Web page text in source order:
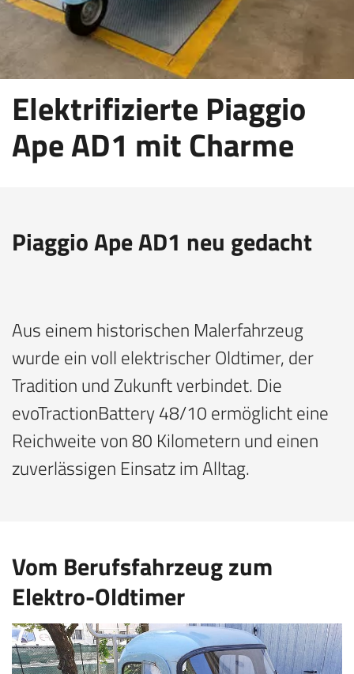
Elektrifizierte Piaggio
Ape AD1 mit Charme
Piaggio Ape AD1 neu gedacht
Aus einem historischen Malerfahrzeug
wurde ein voll elektrischer Oldtimer, der
Tradition und Zukunft verbindet. Die
evoTractionBattery 48/10 ermöglicht eine
Reichweite von 80 Kilometern und einen
zuverlässigen Einsatz im Alltag.
Vom Berufsfahrzeug zum
Elektro-Oldtimer